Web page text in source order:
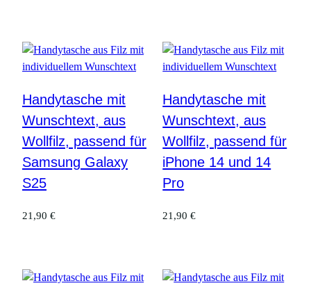
Handytasche mit
Wunschtext, aus
Wollfilz, passend für
Samsung Galaxy
S25
21,90 €
Handytasche mit
Wunschtext, aus
Wollfilz, passend für
iPhone 14 und 14
Pro
21,90€